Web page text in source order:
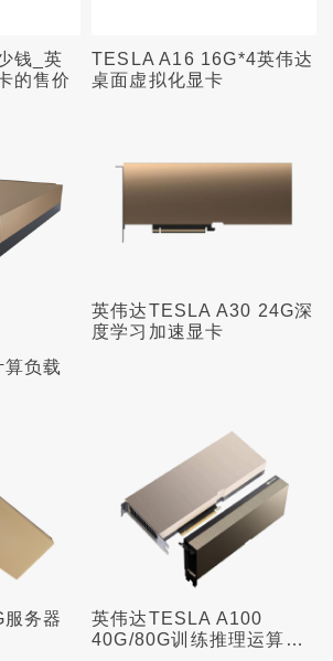
钱_英
的售价
TESLA A16 16G*4英伟达
桌面虚拟化显卡
负载
英伟达TESLA A30 24G深
度学习加速显卡
务器
英伟达TESLA A100
40G/80G训练推理运算加